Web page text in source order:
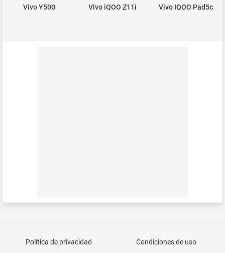
Vivo Y500 Vivo iQOO Z11i Vivo IQOO Pad5c
Política de privacidad Condiciones de uso